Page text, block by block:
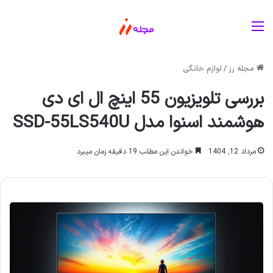
مجله رز/ لوازم خانگی
بررسی تلویزیون 55 اینچ ال ای دی
هوشمند اسنوا مدل SSD-55LS540U
مرداد 12, 1404 خواندن این مطلب 19 دقیقه زمان میبرد